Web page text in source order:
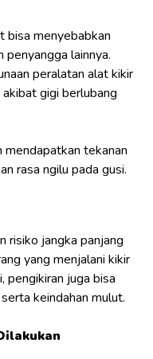
bisa menyebabkan
penyangga lainnya.
peralatan alat kikir
gigi berlubang
mendapatkan tekanan
rasa ngilu pada gusi.
risiko jangka panjang
yang menjalani kikir
pengikiran juga bisa
keindahan mulut.